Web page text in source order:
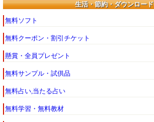
生活・節約・ダウンロード
無料ソフト
無料クーポン・割引チケット
懸賞・全員プレゼント
無料サンプル・試供品
無料占い,当たる占い
無料学習・無料教材